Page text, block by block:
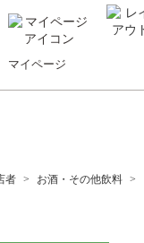
マイページ
者 > お酒・その他飲料 >